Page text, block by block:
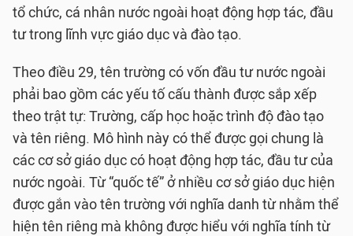
tổ chức, cá nhân nước ngoài hoạt động hợp tác, đầu
tư trong lĩnh vực giáo dục và đào tạo.
Theo điều 29, tên trường có vốn đầu tư nước ngoài
phải bao gồm các yếu tố cấu thành được sắp xếp
theo trật tự: Trường, cấp học hoặc trình độ đào tạo
và tên riêng. Mô hình này có thể được gọi chung là
các cơ sở giáo dục có hoạt động hợp tác, đầu tư của
nước ngoài. Từ “quốc tế” ở nhiều cơ sở giáo dục hiện
được gắn vào tên trường với nghĩa danh từ nhằm thể
hiện tên riêng mà không được hiểu với nghĩa tính từ